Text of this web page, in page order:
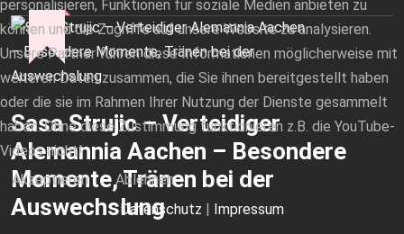
Sasa Strujic – Verteidiger
Alemannia Aachen – Besondere
Momente, Tränen bei der
Auswechslung
personalisieren, Funktionen für soziale Medien anbieten zu
können und die Zugriffe auf unsere Website zu analysieren.
Unsere Partner führen diese Informationen möglicherweise mit
weiteren Daten zusammen, die Sie ihnen bereitgestellt haben
oder die sie im Rahmen Ihrer Nutzung der Dienste gesammelt
haben. Ohne diese Zustimmung funktionieren z.B. die YouTube-
Videos nicht!
Akzeptieren
Ablehnen
Datenschutz | Impressum